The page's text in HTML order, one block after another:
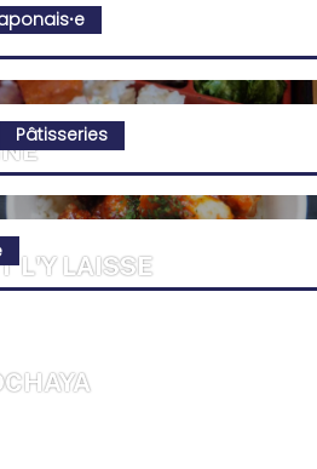
L'Y LAISSE
Pâtisseries